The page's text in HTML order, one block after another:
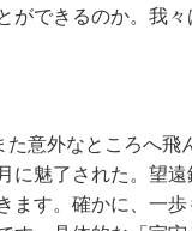
できるのか。我
意外なところへ
魅了された。望
す。確かに、一